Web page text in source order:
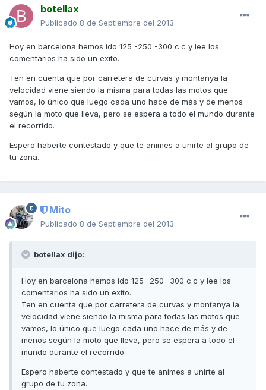
botellax
Publicado 8 de Septiembre del 2013
Hoy en barcelona hemos ido 125 -250 -300 c.c y lee los
comentarios ha sido un exito.
Ten en cuenta que por carretera de curvas y montanya la
velocidad viene siendo la misma para todas las motos que
vamos, lo único que luego cada uno hace de más y de menos
según la moto que lleva, pero se espera a todo el mundo durante
el recorrido.
Espero haberte contestado y que te animes a unirte al grupo de
tu zona.
Mito
Publicado 8 de Septiembre del 2013
botellax dijo:
Hoy en barcelona hemos ido 125 -250 -300 c.c y lee los
comentarios ha sido un exito.
Ten en cuenta que por carretera de curvas y montanya la
velocidad viene siendo la misma para todas las motos que
vamos, lo único que luego cada uno hace de más y de
menos según la moto que lleva, pero se espera a todo el
mundo durante el recorrido.
Espero haberte contestado y que te animes a unirte al
grupo de tu zona.